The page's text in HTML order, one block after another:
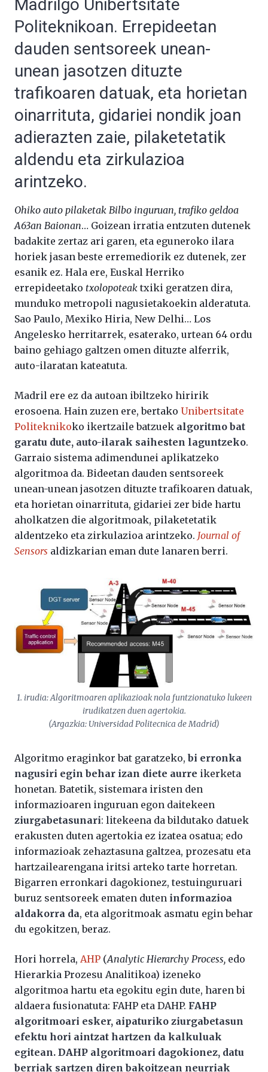
Madrilgo Unibertsitate
Politeknikoan. Errepideetan
dauden sentsoreek unean-
unean jasotzen dituzte
trafikoaren datuak, eta horietan
oinarrituta, gidariei nondik joan
adierazten zaie, pilaketetatik
aldendu eta zirkulazioa
arintzeko.
Ohiko auto pilaketak Bilbo inguruan, trafiko geldoa
A63an Baionan… Goizean irratia entzuten dutenek
badakite zertaz ari garen, eta eguneroko ilara
horiek jasan beste erremediorik ez dutenek, zer
esanik ez. Hala ere, Euskal Herriko
errepideetako txolopoteak txiki geratzen dira,
munduko metropoli nagusietakoekin alderatuta.
Sao Paulo, Mexiko Hiria, New Delhi… Los
Angelesko herritarrek, esaterako, urtean 64 ordu
baino gehiago galtzen omen dituzte alferrik,
auto-ilaratan kateatuta.
Madril ere ez da autoan ibiltzeko hiririk
erosoena. Hain zuzen ere, bertako Unibertsitate
Politeknikoko ikertzaile batzuek algoritmo bat
garatu dute, auto-ilarak saihesten laguntzeko.
Garraio sistema adimendunei aplikatzeko
algoritmoa da. Bideetan dauden sentsoreek
unean-unean jasotzen dituzte trafikoaren datuak,
eta horietan oinarrituta, gidariei zer bide hartu
aholkatzen die algoritmoak, pilaketetatik
aldentzeko eta zirkulazioa arintzeko. Journal of
Sensors aldizkarian eman dute lanaren berri.
1. irudia: Algoritmoaren aplikazioak nola funtzionatuko lukeen
irudikatzen duen agertokia.
(Argazkia: Universidad Politecnica de Madrid)
Algoritmo eraginkor bat garatzeko,bi erronka
nagusiri egin behar izan diete aurre ikerketa
honetan. Batetik, sistemara iristen den
informazioaren inguruan egon daitekeen
ziurgabetasunari: litekeena da bildutako datuek
erakusten duten agertokia ez izatea osatua; edo
informazioak zehaztasuna galtzea, prozesatu eta
hartzailearengana iritsi arteko tarte horretan.
Bigarren erronkari dagokionez, testuinguruari
buruz sentsoreek ematen duten informazioa
aldakorra da, eta algoritmoak asmatu egin behar
du egokitzen, beraz.
Hori horrela, AHP (Analytic Hierarchy Process, edo
Hierarkia Prozesu Analitikoa) izeneko
algoritmoa hartu eta egokitu egin dute, haren bi
aldaera fusionatuta: FAHP eta DAHP. FAHP
algoritmoari esker, aipaturiko ziurgabetasun
efektu hori aintzat hartzen da kalkuluak
egitean. DAHP algoritmoari dagokionez, datu
berriak sartzen diren bakoitzean neurriak